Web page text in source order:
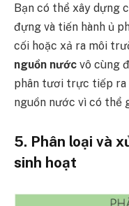
Bạn có thể xây dựng
đựng và tiến hành ủ
cối hoặc xả ra môi
nguồn nước vô cùng
phân tươi trực tiếp
nguồn nước vì có thể
5. Phân loại và
sinh hoạt